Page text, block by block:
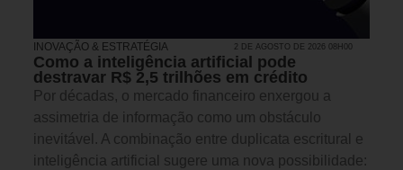
INOVAÇÃO & ESTRATÉGIA 2 DE AGOSTO DE 2026 08H00
Como a inteligência artificial pode
destravar R$ 2,5 trilhões em crédito
Por décadas, o mercado financeiro enxergou a
assimetria de informação como um obstáculo
inevitável. A combinação entre duplicata escritural e
inteligência artificial sugere uma nova possibilidade: